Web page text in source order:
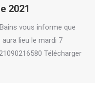
2021
vous informe que
lieu le mardi 7
Télécharger